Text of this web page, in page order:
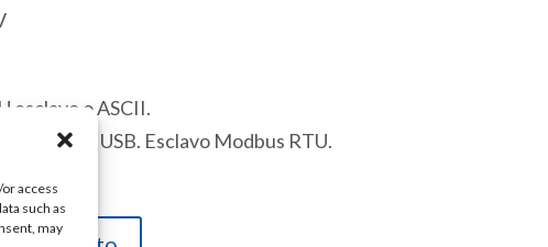
access
such as
may
esclavo o ASCII.
Micro USB. Esclavo Modbus RTU.